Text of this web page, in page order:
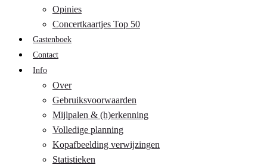
Opinies
Concertkaartjes Top 50
Gastenboek
Contact
Info
Over
Gebruiksvoorwaarden
Mijlpalen & (h)erkenning
Volledige planning
Kopafbeelding verwijzingen
Statistieken